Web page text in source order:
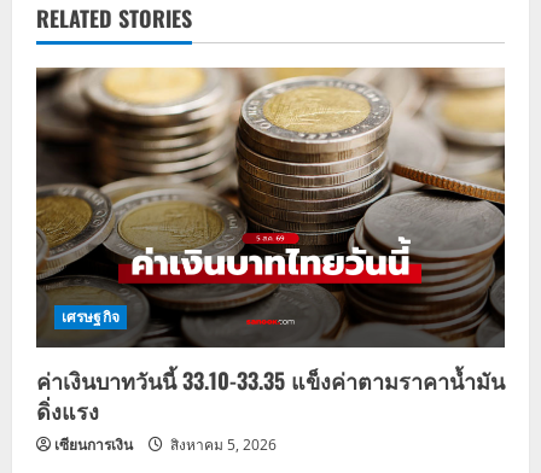
a
v
i
g
a
t
i
o
n
RELATED STORIES
เศรษฐกิจ
ค่าเงินบาทวันนี้ 33.10-33.35 แข็งค่าตามราคาน้ำมัน
ดิ่งแรง
เซียนการเงิน สิงหาคม 5, 2026